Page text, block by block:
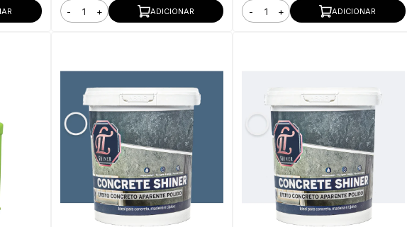
- + ADICIONAR - + ADICIONAR